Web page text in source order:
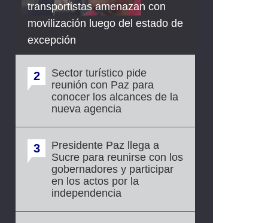
transportistas amenazan con
movilización luego del estado de
excepción
2
Sector turístico pide
reunión con Paz para
conocer los alcances de la
nueva agencia
3
Presidente Paz llega a
Sucre para reunirse con los
gobernadores y participar
en los actos por la
independencia